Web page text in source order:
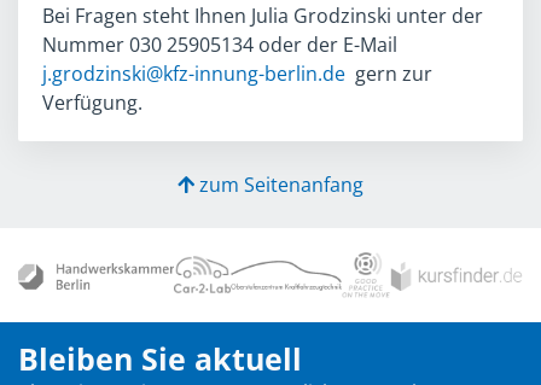
Bei Fragen steht Ihnen Julia Grodzinski unter der
Nummer 030 25905134 oder der E-Mail
j.grodzinski@kfz-innung-berlin.de gern zur
Verfügung.
zum Seitenanfang
Bleiben Sie aktuell